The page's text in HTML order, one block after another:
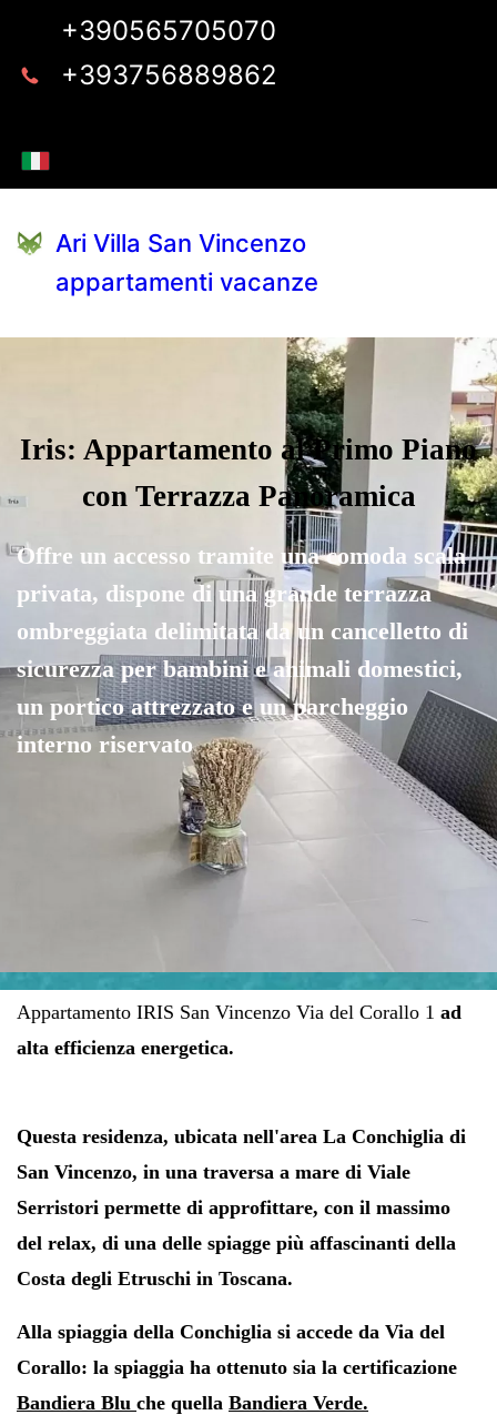
Ari Villa San Vincenzo
appartamenti vacanze
+390565705070
+393756889862
Iris: Appartamento al Primo Piano
con Terrazza Panoramica
Offre un accesso tramite una comoda scala
privata, dispone di una grande terrazza
ombreggiata delimitata da un cancelletto di
sicurezza per bambini e animali domestici,
un portico attrezzato e un parcheggio
interno riservato
Appartamento IRIS San Vincenzo Via del Corallo 1 ad
alta efficienza energetica.
Questa residenza, ubicata nell'area La Conchiglia di
San Vincenzo, in una traversa a mare di Viale
Serristori permette di approfittare, con il massimo
del relax, di una delle spiagge più affascinanti della
Costa degli Etruschi in Toscana.
Alla spiaggia della Conchiglia si accede da Via del
Corallo: la spiaggia ha ottenuto sia la certificazione
Bandiera Blu che quella Bandiera Verde.